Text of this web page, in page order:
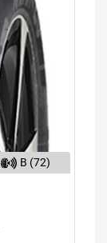
B (72)